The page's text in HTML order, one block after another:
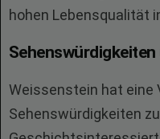
hohen Lebensqualität
Weissenstein hat eine
Sehenswürdigkeiten